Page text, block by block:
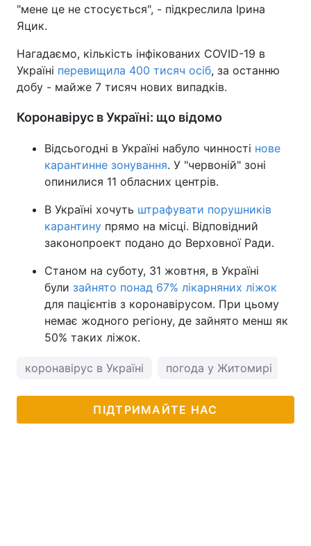
"мене це не стосується", - підкреслила Ірина
Яцик.
Нагадаємо, кількість інфікованих COVID-19 в
Україні перевищила 400 тисяч осіб, за останню
добу - майже 7 тисяч нових випадків.
Коронавірус в Україні: що відомо
Відсьогодні в Україні набуло чинності нове
карантинне зонування. У "червоній" зоні
опинилися 11 обласних центрів.
В Україні хочуть штрафувати порушників
карантину прямо на місці. Відповідний
законопроект подано до Верховної Ради.
Станом на суботу, 31 жовтня, в Україні
були зайнято понад 67% лікарняних ліжок
для пацієнтів з коронавірусом. При цьому
немає жодного регіону, де зайнято менш як
50% таких ліжок.
коронавірус в Україні погода у Житомирі
ПІДТРИМАЙТЕ НАС